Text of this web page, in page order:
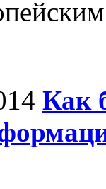
Как